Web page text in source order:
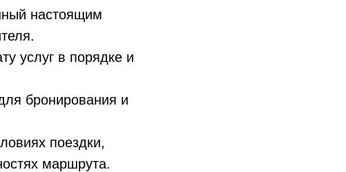
настоящим
услуг в порядке и
бронирования и
поездки,
маршрута.